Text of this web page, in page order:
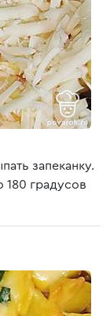
запеканку.
180 градусов